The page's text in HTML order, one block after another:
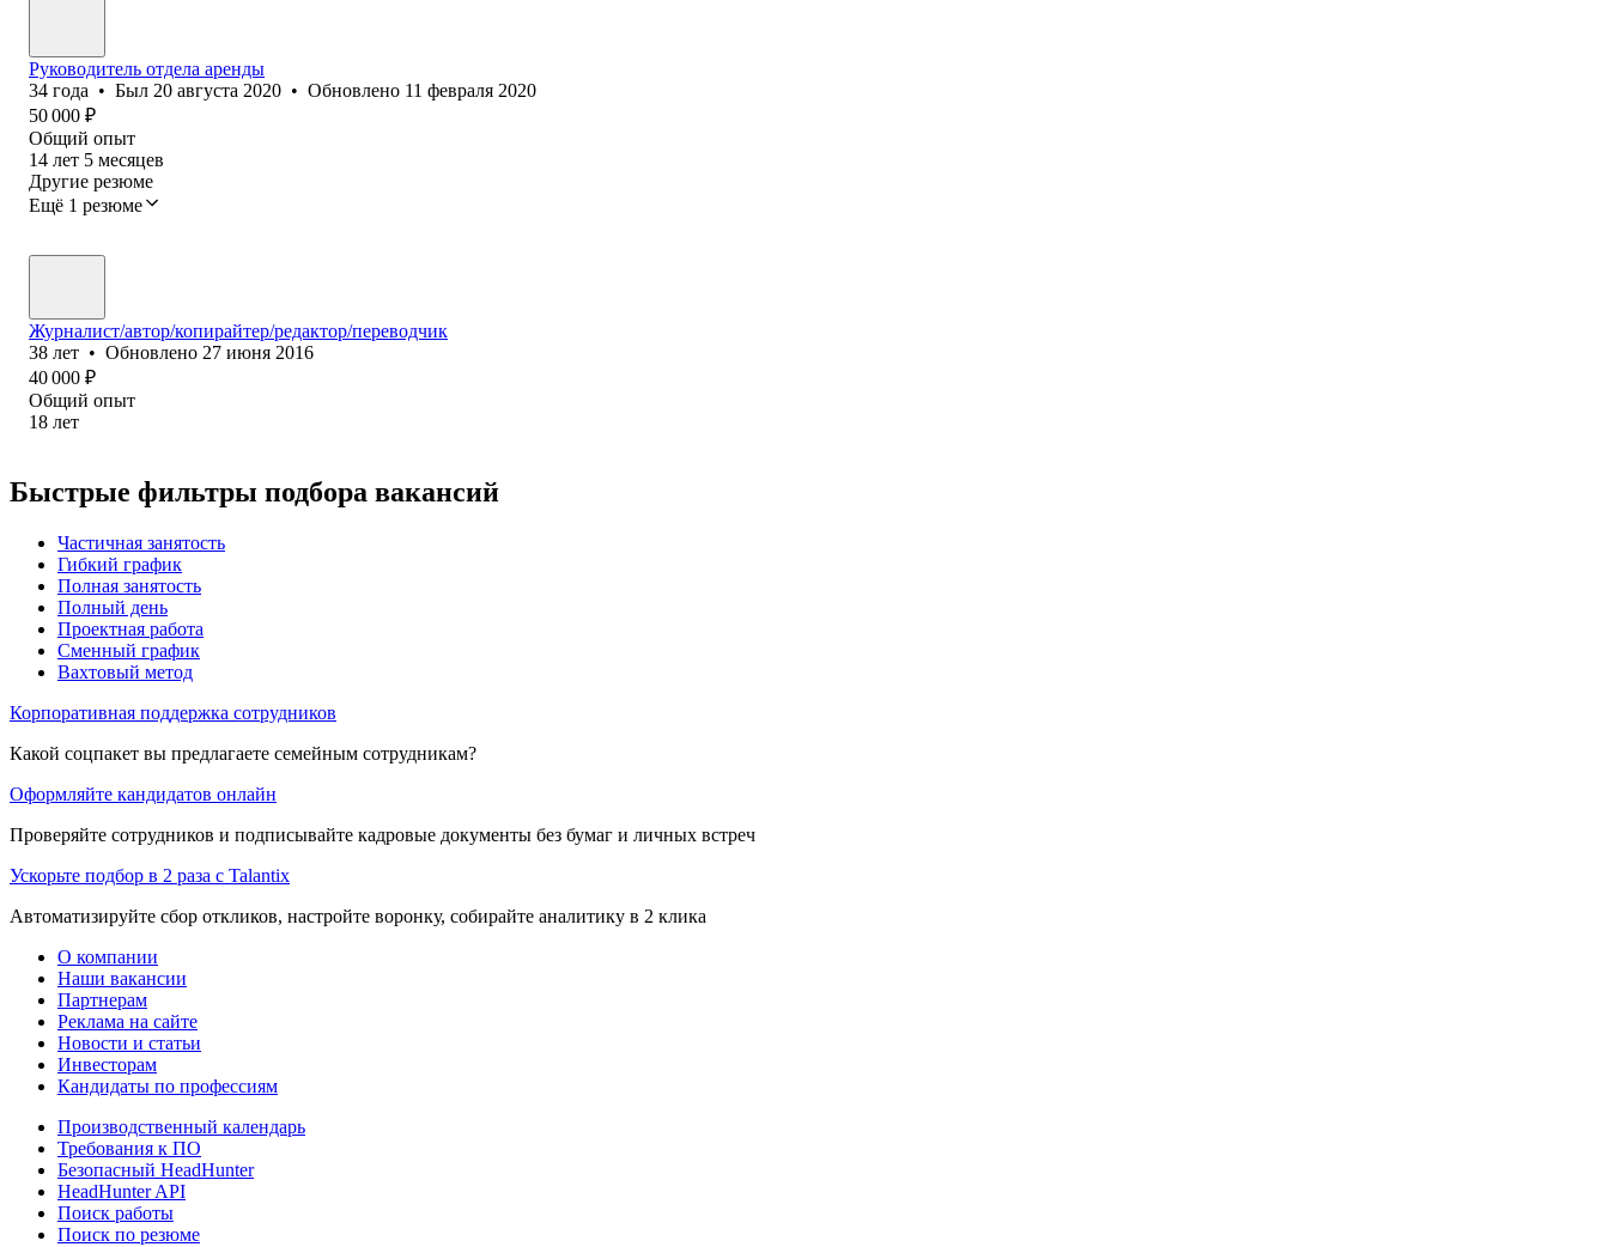
Руководитель отдела аренды
34 года • Был 20 августа 2020 • Обновлено 11 февраля 2020
50 000 ₽
Общий опыт
14 лет 5 месяцев
Другие резюме
Ещё 1 резюме
Журналист/автор/копирайтер/редактор/переводчик
38 лет • Обновлено 27 июня 2016
40 000 ₽
Общий опыт
18 лет
Быстрые фильтры подбора вакансий
Частичная занятость
Гибкий график
Полная занятость
Полный день
Проектная работа
Сменный график
Вахтовый метод
Корпоративная поддержка сотрудников
Какой соцпакет вы предлагаете семейным сотрудникам?
Оформляйте кандидатов онлайн
Проверяйте сотрудников и подписывайте кадровые документы без бумаг и личных встреч
Ускорьте подбор в 2 раза с Talantix
Автоматизируйте сбор откликов, настройте воронку, собирайте аналитику в 2 клика
О компании
Наши вакансии
Партнерам
Реклама на сайте
Новости и статьи
Инвесторам
Кандидаты по профессиям
Производственный календарь
Требования к ПО
Безопасный HeadHunter
HeadHunter API
Поиск работы
Поиск по резюме